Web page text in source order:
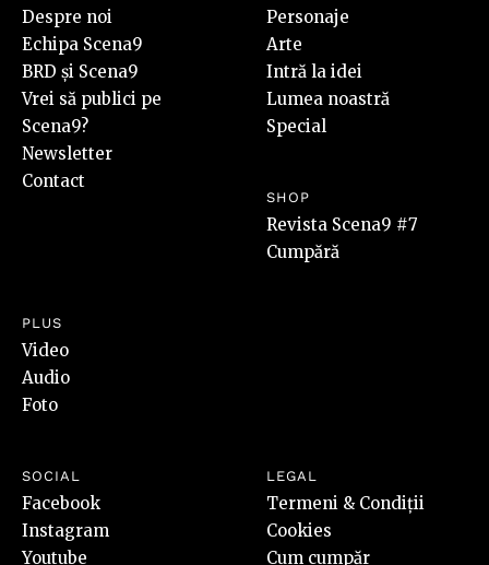
Despre noi
Echipa Scena9
BRD și Scena9
Vrei să publici pe
Scena9?
Newsletter
Contact
Personaje
Arte
Intră la idei
Lumea noastră
Special
SHOP
Revista Scena9 #7
Cumpără
PLUS
Video
Audio
Foto
SOCIAL
Facebook
Instagram
Youtube
LEGAL
Termeni & Condiții
Cookies
Cum cumpăr